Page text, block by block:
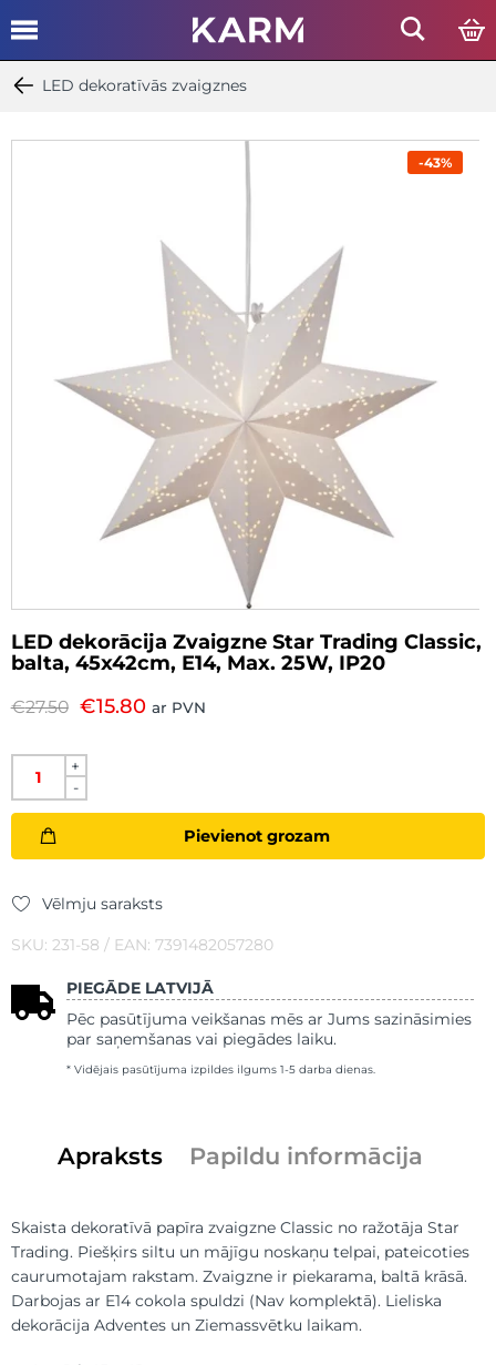
LED dekoratīvās zvaigznes
-43%
LED dekorācija Zvaigzne Star Trading Classic,
balta, 45x42cm, E14, Max. 25W, IP20
€27.50 €15.80 ar PVN
+
-
Pievienot grozam
Vēlmju saraksts
SKU: 231-58 / EAN: 7391482057280
PIEGĀDE LATVIJĀ
Pēc pasūtījuma veikšanas mēs ar Jums sazināsimies
par saņemšanas vai piegādes laiku.
* Vidējais pasūtījuma izpildes ilgums 1-5 darba dienas.
Apraksts Papildu informācija
Skaista dekoratīvā papīra zvaigzne Classic no ražotāja Star
Trading. Piešķirs siltu un mājīgu noskaņu telpai, pateicoties
caurumotajam rakstam. Zvaigzne ir piekarama, baltā krāsā.
Darbojas ar E14 cokola spuldzi (Nav komplektā). Lieliska
dekorācija Adventes un Ziemassvētku laikam.